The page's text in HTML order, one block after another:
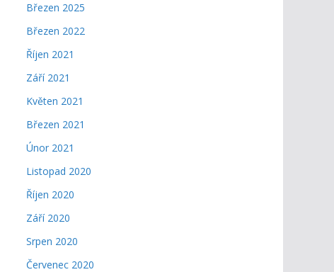
Březen 2025
Březen 2022
Říjen 2021
Září 2021
Květen 2021
Březen 2021
Únor 2021
Listopad 2020
Říjen 2020
Září 2020
Srpen 2020
Červenec 2020